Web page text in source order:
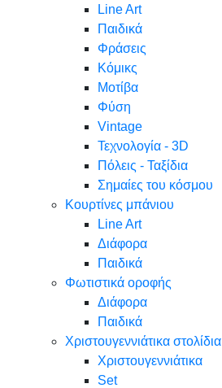
Line Art
Παιδικά
Φράσεις
Κόμικς
Μοτίβα
Φύση
Vintage
Τεχνολογία - 3D
Πόλεις - Ταξίδια
Σημαίες του κόσμου
Κουρτίνες μπάνιου
Line Art
Διάφορα
Παιδικά
Φωτιστικά οροφής
Διάφορα
Παιδικά
Χριστουγεννιάτικα στολίδια
Χριστουγεννιάτικα
Set